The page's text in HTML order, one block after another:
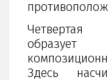
Четвертая
Здесь